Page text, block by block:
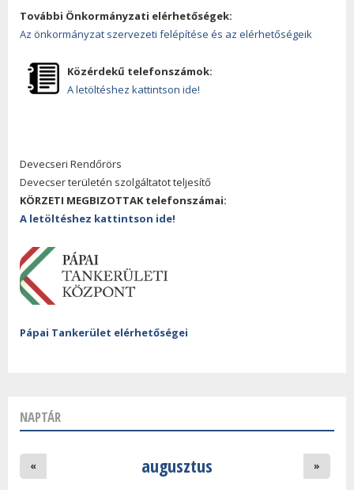
További Önkormányzati elérhetőségek:
Az önkormányzat szervezeti felépítése és az elérhetőségeik
Közérdekű telefonszámok:
A letöltéshez kattintson ide!
Devecseri Rendőrörs
Devecser területén szolgáltatot teljesítő
KÖRZETI MEGBIZOTTAK telefonszámai:
A letöltéshez kattintson ide!
Pápai Tankerület elérhetőségei
NAPTÁR
augusztus
« »